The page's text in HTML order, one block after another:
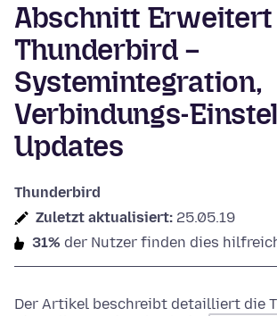
Abschnitt
Thunderbird –
Systemintegration,
Verbindungs-
Updates
Thunderbird
Zuletzt aktualisiert: 25.05.19
31% der Nutzer finden dies
Der Artikel beschreibt detailliert die